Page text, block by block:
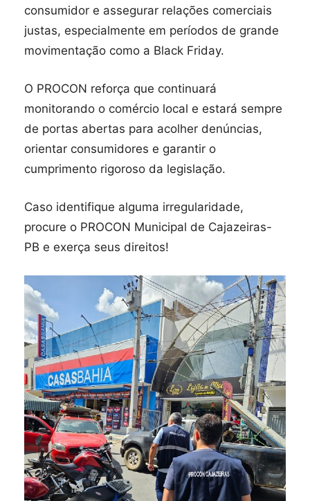
consumidor e assegurar relações comerciais
justas, especialmente em períodos de grande
movimentação como a Black Friday.
O PROCON reforça que continuará
monitorando o comércio local e estará sempre
de portas abertas para acolher denúncias,
orientar consumidores e garantir o
cumprimento rigoroso da legislação.
Caso identifique alguma irregularidade,
procure o PROCON Municipal de Cajazeiras-
PB e exerça seus direitos!